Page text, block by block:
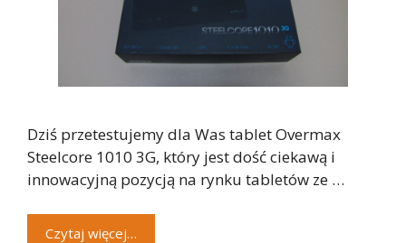
Dziś przetestujemy dla Was tablet Overmax
Steelcore 1010 3G, który jest dość ciekawą i
innowacyjną pozycją na rynku tabletów ze …
Czytaj więcej…